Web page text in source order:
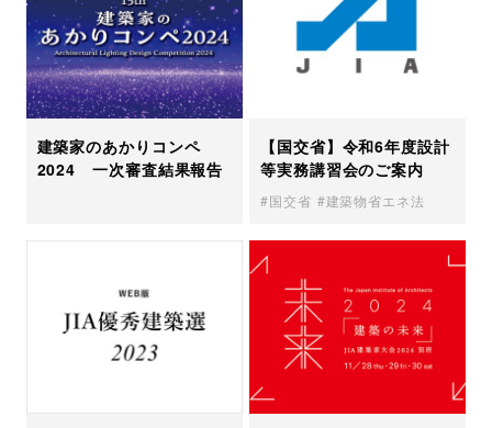
建築家のあかりコンペ
2024 一次審査結果報告
【国交省】令和6年度設計
等実務講習会のご案内
国交省 建築物省エネ法